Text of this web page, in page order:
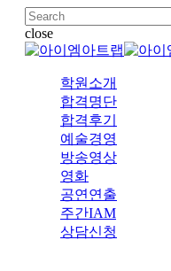
Skip
main
content
close
Close
학원소개
합격명단
합격후기
예술경영
방송영상
영화
공연연출
주간IAM
상담신청